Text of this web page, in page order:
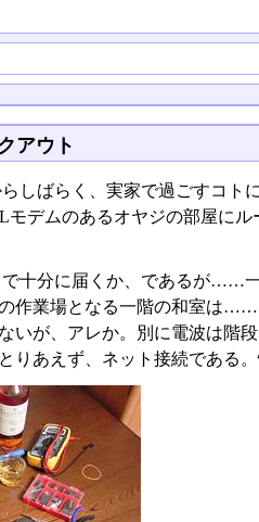
アウト
しばらく、実家で過ごすコ
モデムのあるオヤジの部屋に
十分に届くか、であるが……
作業場となる一階の和室は
いが、アレか。別に電波は階
りあえず、ネット接続である